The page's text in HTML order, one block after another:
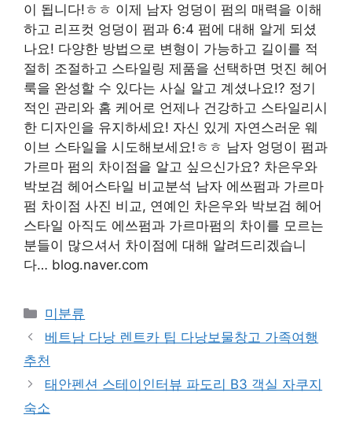
이 됩니다!ㅎㅎ 이제 남자 엉덩이 펌의 매력을 이해
하고 리프컷 엉덩이 펌과 6:4 펌에 대해 알게 되셨
나요! 다양한 방법으로 변형이 가능하고 길이를 적
절히 조절하고 스타일링 제품을 선택하면 멋진 헤어
룩을 완성할 수 있다는 사실 알고 계셨나요!? 정기
적인 관리와 홈 케어로 언제나 건강하고 스타일리시
한 디자인을 유지하세요! 자신 있게 자연스러운 웨
이브 스타일을 시도해보세요!ㅎㅎ 남자 엉덩이 펌과
가르마 펌의 차이점을 알고 싶으신가요? 차은우와
박보검 헤어스타일 비교분석 남자 에쓰펌과 가르마
펌 차이점 사진 비교, 연예인 차은우와 박보검 헤어
스타일 아직도 에쓰펌과 가르마펌의 차이를 모르는
분들이 많으셔서 차이점에 대해 알려드리겠습니
다… blog.naver.com
Categories
미분류
베트남 다낭 렌트카 팁 다낭보물창고 가족여행
추천
태안펜션 스테이인터뷰 파도리 B3 객실 자쿠지
숙소